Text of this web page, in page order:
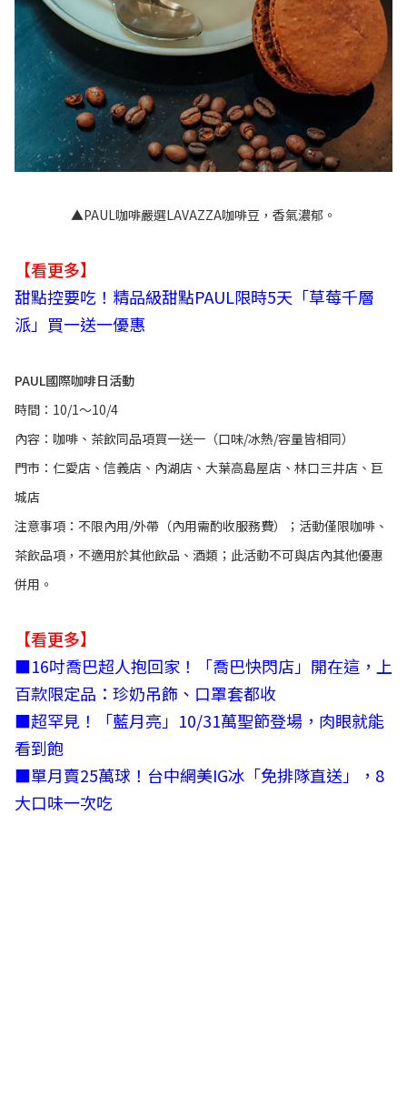
▲PAUL咖啡嚴選LAVAZZA咖啡豆，香氣濃郁。
【看更多】
甜點控要吃！精品級甜點PAUL限時5天「草莓千層
派」買一送一優惠
PAUL國際咖啡日活動
時間：10/1～10/4
內容：咖啡、茶飲同品項買一送一（口味/冰熱/容量皆相同）
門市：仁愛店、信義店、內湖店、大葉高島屋店、林口三井店、巨
城店
注意事項：不限內用/外帶（內用需酌收服務費）；活動僅限咖啡、
茶飲品項，不適用於其他飲品、酒類；此活動不可與店內其他優惠
併用。
【看更多】
■16吋喬巴超人抱回家！「喬巴快閃店」開在這，上
百款限定品：珍奶吊飾、口罩套都收
■超罕見！「藍月亮」10/31萬聖節登場，肉眼就能
看到飽
■單月賣25萬球！台中網美IG冰「免排隊直送」，8
大口味一次吃